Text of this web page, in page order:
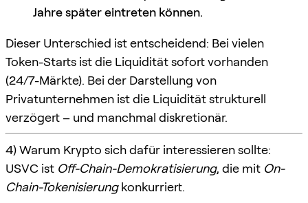
Jahre später eintreten können.
Dieser Unterschied ist entscheidend: Bei vielen
Token-Starts ist die Liquidität sofort vorhanden
(24/7-Märkte). Bei der Darstellung von
Privatunternehmen ist die Liquidität strukturell
verzögert – und manchmal diskretionär.
4) Warum Krypto sich dafür interessieren sollte:
USVC ist Off-Chain-Demokratisierung, die mit On-
Chain-Tokenisierungkonkurriert.